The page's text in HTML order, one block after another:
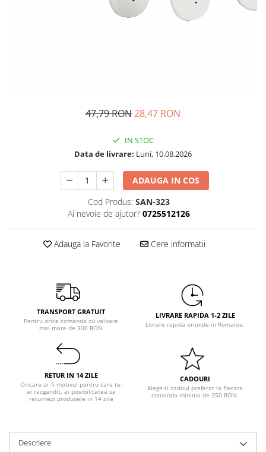
Petrecere Lovely Swan
Petrecere Mica Sirena
Petrecere Minnie Mouse
Petrecere Printese Disney
Petreceri Adulti
Petrecere Disco
Petrecere Anii '20
Petrecere Mexicana
Petrecere Tropicala
Summer Party
Petrecere Majorat
Petrecere 30 ani
Petrecere 40 Ani
Craciun
47,79 RON28,47 RON
IN STOC
Data de livrare: Luni, 10.08.2026
ADAUGA IN COS
Cod Produs: SAN-323
Ai nevoie de ajutor? 0725512126
Adauga la Favorite Cere informatii
TRANSPORT GRATUIT
Pentru orice comanda cu valoare
mai mare de 300 RON
LIVRARE RAPIDA 1-2 ZILE
Livrare rapida oriunde in Romania.
RETUR IN 14 ZILE
Oricare ar fi motivul pentru care te-
ai razgandit, ai posibilitatea sa
returnezi produsele in 14 zile
CADOURI
Alege-ti cadoul preferat la fiecare
comanda minima de 350 RON.
Descriere